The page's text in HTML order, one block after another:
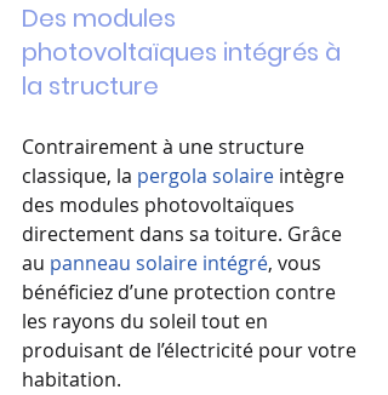
Des modules
photovoltaïques intégrés à
la structure
Contrairement à une structure
classique, la pergola solaire intègre
des modules photovoltaïques
directement dans sa toiture. Grâce
au panneau solaire intégré, vous
bénéficiez d’une protection contre
les rayons du soleil tout en
produisant de l’électricité pour votre
habitation.